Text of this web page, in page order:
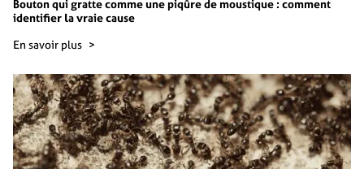
Bouton qui gratte comme une piqûre de moustique : comment
identifier la vraie cause
En savoir plus